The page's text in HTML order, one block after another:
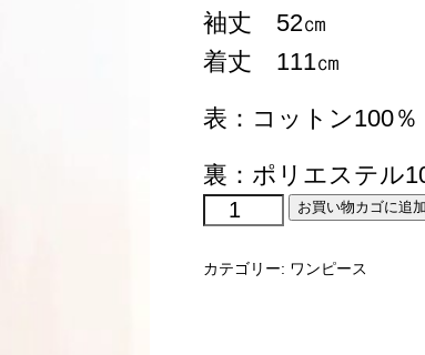
袖丈 52㎝
着丈 111㎝
表：コットン100％
裏：ポリエステル
comodo®
№201007
ー
お買い物カゴに追
カテゴリー: ワンピース